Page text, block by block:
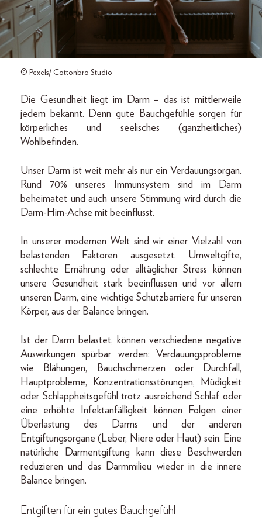
© Pexels/ Cottonbro Studio
Die Gesundheit liegt im Darm – das ist mittlerweile
jedem bekannt. Denn gute Bauchgefühle sorgen für
körperliches und seelisches (ganzheitliches)
Wohlbefinden.
Unser Darm ist weit mehr als nur ein Verdauungsorgan.
Rund 70% unseres Immunsystem sind im Darm
beheimatet und auch unsere Stimmung wird durch die
Darm-Hirn-Achse mit beeinflusst.
In unserer modernen Welt sind wir einer Vielzahl von
belastenden Faktoren ausgesetzt. Umweltgifte,
schlechte Ernährung oder alltäglicher Stress können
unsere Gesundheit stark beeinflussen und vor allem
unseren Darm, eine wichtige Schutzbarriere für unseren
Körper, aus der Balance bringen.
Ist der Darm belastet, können verschiedene negative
Auswirkungen spürbar werden: Verdauungsprobleme
wie Blähungen, Bauchschmerzen oder Durchfall,
Hauptprobleme, Konzentrationsstörungen, Müdigkeit
oder Schlappheitsgefühl trotz ausreichend Schlaf oder
eine erhöhte Infektanfälligkeit können Folgen einer
Überlastung des Darms und der anderen
Entgiftungsorgane (Leber, Niere oder Haut) sein. Eine
natürliche Darmentgiftung kann diese Beschwerden
reduzieren und das Darmmilieu wieder in die innere
Balance bringen.
Entgiften für ein gutes Bauchgefühl